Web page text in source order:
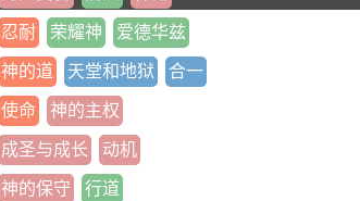
忍耐 荣耀神 爱德华兹
神的道 天堂和地狱 合一
使命 神的主权
成圣与成长 动机
神的保守 行道